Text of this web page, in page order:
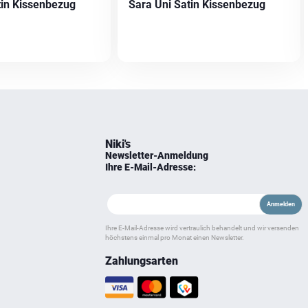
Kissenbezug Sara Uni Satin Kissenbezug
Niki's
Newsletter-Anmeldung
Ihre E-Mail-Adresse:
Ihre E-Mail-Adresse wird vertraulich behandelt und wir versenden
höchstens einmal pro Monat einen Newsletter.
Zahlungsarten